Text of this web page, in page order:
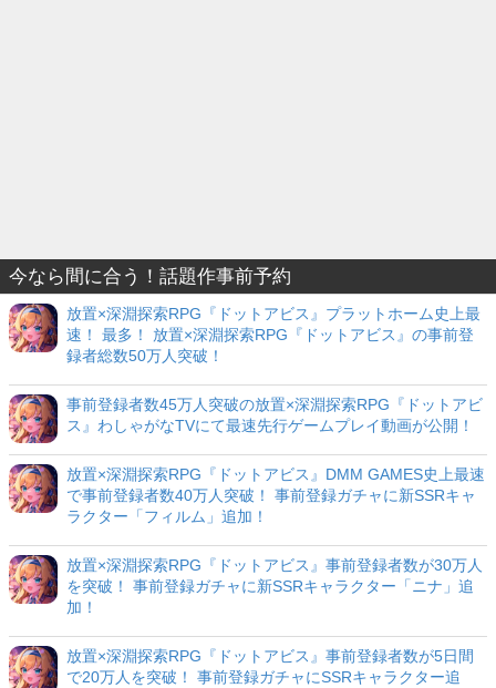
今なら間に合う！話題作事前予約
放置×深淵探索RPG『ドットアビス』プラットホーム史上最
速！ 最多！ 放置×深淵探索RPG『ドットアビス』の事前登
録者総数50万人突破！
事前登録者数45万人突破の放置×深淵探索RPG『ドットアビ
ス』わしゃがなTVにて最速先行ゲームプレイ動画が公開！
放置×深淵探索RPG『ドットアビス』DMM GAMES史上最速
で事前登録者数40万人突破！ 事前登録ガチャに新SSRキャ
ラクター「フィルム」追加！
放置×深淵探索RPG『ドットアビス』事前登録者数が30万人
を突破！ 事前登録ガチャに新SSRキャラクター「ニナ」追
加！
放置×深淵探索RPG『ドットアビス』事前登録者数が5日間
で20万人を突破！ 事前登録ガチャにSSRキャラクター追